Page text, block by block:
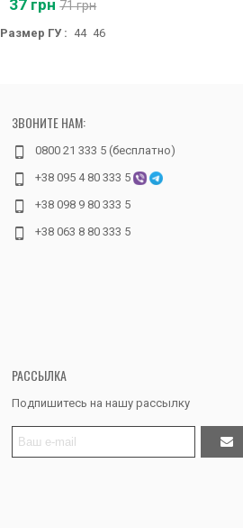
37 грн 71 грн
Размер ГУ : 44 46
ЗВОНИТЕ НАМ:
0800 21 333 5 (бесплатно)
+38 095 4 80 333 5
+38 098 9 80 333 5
+38 063 8 80 333 5
РАССЫЛКА
Подпишитесь на нашу рассылку
Дякую за все, продавець супер.